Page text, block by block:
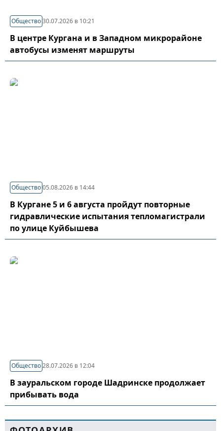
Общество30.07.2026 в 10:21
В центре Кургана и в Западном микрорайоне
автобусы изменят маршруты
Общество05.08.2026 в 14:44
В Кургане 5 и 6 августа пройдут повторные
гидравлические испытания тепломагистрали
по улице Куйбышева
Общество28.07.2026 в 12:04
В зауральском городе Шадринске продолжает
прибывать вода